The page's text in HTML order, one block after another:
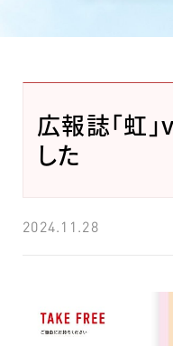
広報誌「虹
した
2024.11.28